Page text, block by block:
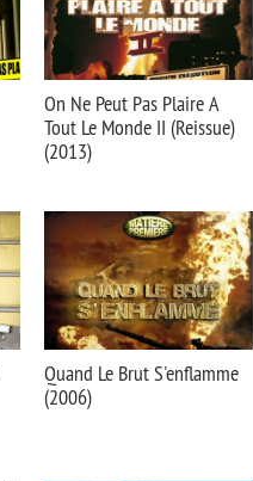
On Ne Peut Pas Plaire A
Tout Le Monde II (Reissue)
(2013)
Quand Le Brut S'enflamme
(2006)